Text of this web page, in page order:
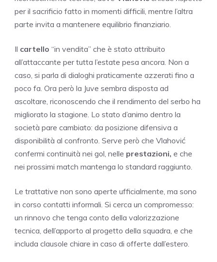
per il sacrificio fatto in momenti difficili, mentre l’altra
parte invita a mantenere equilibrio finanziario.
Il cartello “in vendita” che è stato attribuito
all’attaccante per tutta l’estate pesa ancora. Non a
caso, si parla di dialoghi praticamente azzerati fino a
poco fa. Ora però la Juve sembra disposta ad
ascoltare, riconoscendo che il rendimento del serbo ha
migliorato la stagione. Lo stato d’animo dentro la
società pare cambiato: da posizione difensiva a
disponibilità al confronto. Serve però che Vlahović
confermi continuità nei gol, nelle prestazioni, e che
nei prossimi match mantenga lo standard raggiunto.
Le trattative non sono aperte ufficialmente, ma sono
in corso contatti informali. Si cerca un compromesso:
un rinnovo che tenga conto della valorizzazione
tecnica, dell’apporto al progetto della squadra, e che
includa clausole chiare in caso di offerte dall’estero.